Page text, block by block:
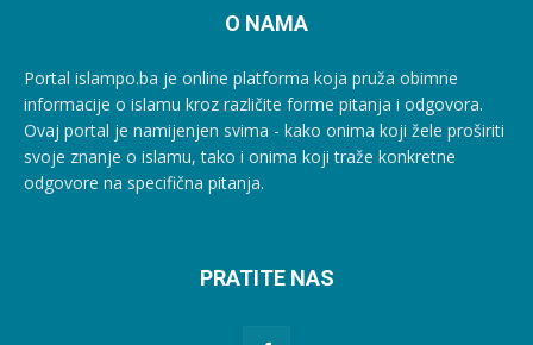
O NAMA
Portal islampo.ba je online platforma koja pruža obimne
informacije o islamu kroz različite forme pitanja i odgovora.
Ovaj portal je namijenjen svima - kako onima koji žele proširiti
svoje znanje o islamu, tako i onima koji traže konkretne
odgovore na specifična pitanja.
PRATITE NAS